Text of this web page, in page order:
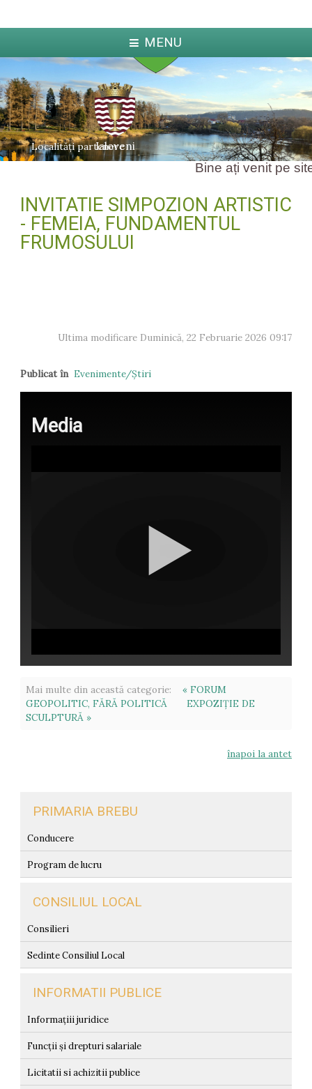
MENU
Localități partenere
Ialoveni
Bine ați venit pe
INVITATIE SIMPOZION ARTISTIC
- FEMEIA, FUNDAMENTUL
FRUMOSULUI
Ultima modificare Duminică, 22 Februarie 2026 09:17
Publicat în Evenimente/Ştiri
Media
Mai multe din această categorie:
« FORUM
GEOPOLITIC, FĂRĂ POLITICĂ
EXPOZIȚIE DE
SCULPTURĂ »
înapoi la antet
PRIMARIA BREBU
Conducere
Program de lucru
CONSILIUL LOCAL
Consilieri
Sedinte Consiliul Local
INFORMATII PUBLICE
Informațiii juridice
Funcții și drepturi salariale
Licitatii si achizitii publice